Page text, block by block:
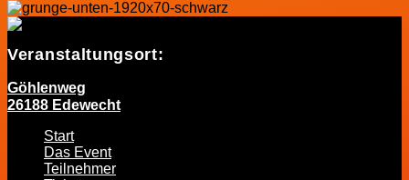
Veranstaltungsort:
Göhlenweg
26188 Edewecht
Start
Das Event
Teilnehmer